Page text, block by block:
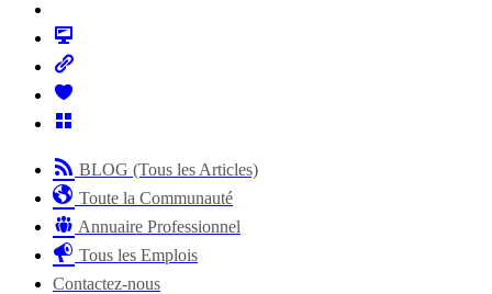
BLOG (Tous les Articles)
Toute la Communauté
Annuaire Professionnel
Tous les Emplois
Contactez-nous